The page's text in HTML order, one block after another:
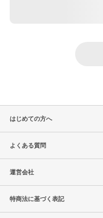
はじめての方へ
よくある質問
運営会社
特商法に基づく表記